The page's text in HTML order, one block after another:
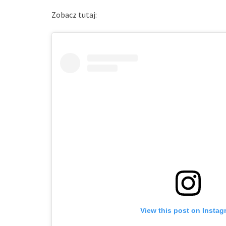
Zobacz tutaj:
View this post on